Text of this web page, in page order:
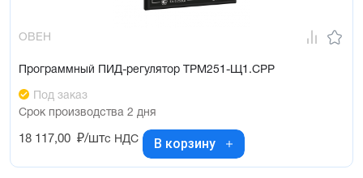
ОВЕН
Программный ПИД-регулятор ТРМ251-Щ1.СРР
Под заказ
Срок производства 2 дня
18 117,00 ₽/штс НДС В корзину